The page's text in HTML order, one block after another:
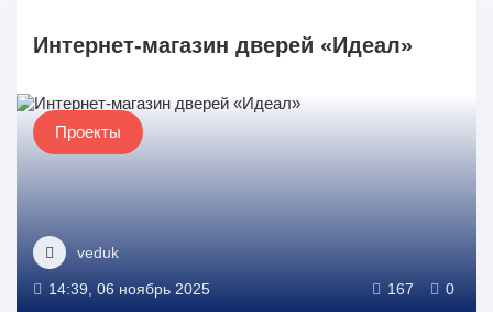
Интернет-магазин дверей «Идеал»
Проекты
veduk
14:39, 06 ноябрь 2025 167 0